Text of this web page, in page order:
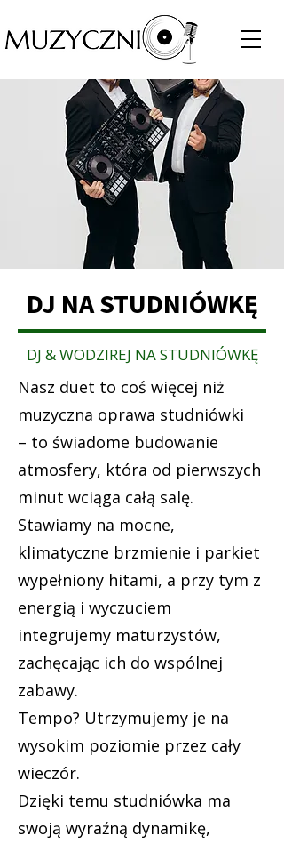
DJ NA STUDNIÓWKĘ
DJ & WODZIREJ NA STUDNIÓWKĘ
Nasz duet to coś więcej niż
muzyczna oprawa studniówki
– to świadome budowanie
atmosfery, która od pierwszych
minut wciąga całą salę.
Stawiamy na mocne,
klimatyczne brzmienie i parkiet
wypełniony hitami, a przy tym z
energią i wyczuciem
integrujemy maturzystów,
zachęcając ich do wspólnej
zabawy.
Tempo? Utrzymujemy je na
wysokim poziomie przez cały
wieczór.
Dzięki temu studniówka ma
swoją wyraźną dynamikę,